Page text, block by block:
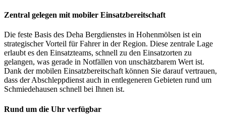
Zentral gelegen mit mobiler Einsatzbereitschaft
Die feste Basis des Deha Bergdienstes in Hohenmölsen ist ein
strategischer Vorteil für Fahrer in der Region. Diese zentrale Lage
erlaubt es den Einsatzteams, schnell zu den Einsatzorten zu
gelangen, was gerade in Notfällen von unschätzbarem Wert ist.
Dank der mobilen Einsatzbereitschaft können Sie darauf vertrauen,
dass der Abschleppdienst auch in entlegeneren Gebieten rund um
Schmiedehausen schnell bei Ihnen ist.
Rund um die Uhr verfügbar